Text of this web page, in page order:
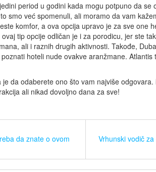
period u godini kada mogu potpuno da se
smo već spomenuli, ali moramo da vam
komfor, a ova opcija upravo je za sve one
tip opcije odličan je i za porodicu, jer ste
ali i raznih drugih aktivnosti. Takođe,
hoteli nude ovakve aranžmane.
da odaberete ono što vam najviše
ali nikad dovoljno dana za sve!
da znate o ovom
Vrhunski vodič